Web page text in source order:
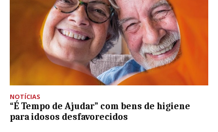
NOTÍCIAS
“É Tempo de Ajudar” com bens de higiene
para idosos desfavorecidos